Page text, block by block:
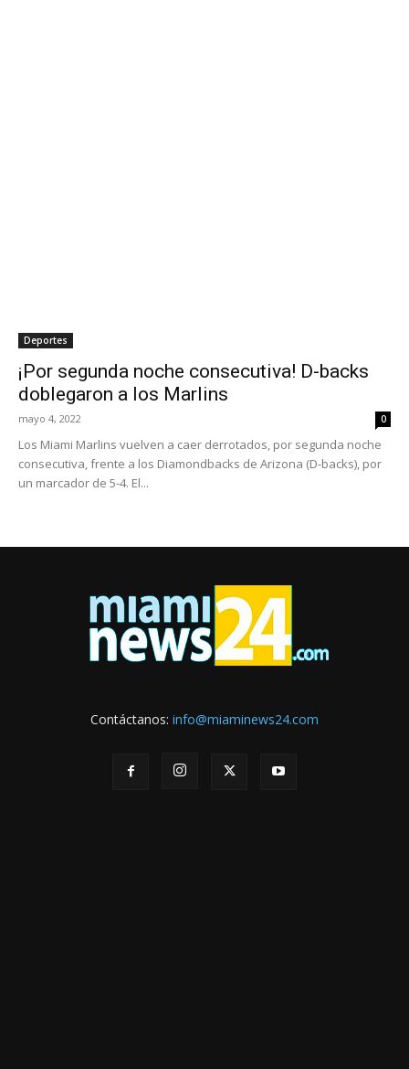
Deportes
¡Por segunda noche consecutiva! D-backs
doblegaron a los Marlins
mayo 4, 2022 0
Los Miami Marlins vuelven a caer derrotados, por segunda noche
consecutiva, frente a los Diamondbacks de Arizona (D-backs), por
un marcador de 5-4. El...
Contáctanos: info@miaminews24.com